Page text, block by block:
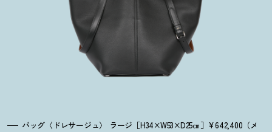
バッグ〈ドレサージュ〉 ラージ［H34×W53×D25㎝］¥642,400（メ